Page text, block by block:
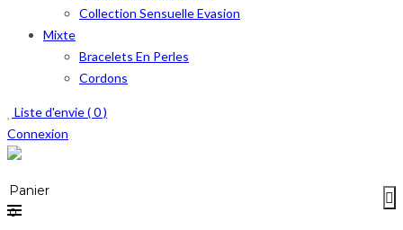
Collection Sensuelle Evasion
Mixte
Bracelets En Perles
Cordons
Liste d'envie (0)
Connexion
Panier
0